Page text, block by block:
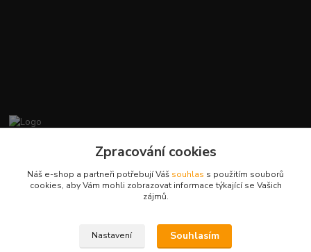
+420412384749
Zpracování cookies
Náš e-shop a partneři potřebují Váš souhlas s použitím souborů
cookies, aby Vám mohli zobrazovat informace týkající se Vašich
zájmů.
Nastavení Souhlasím